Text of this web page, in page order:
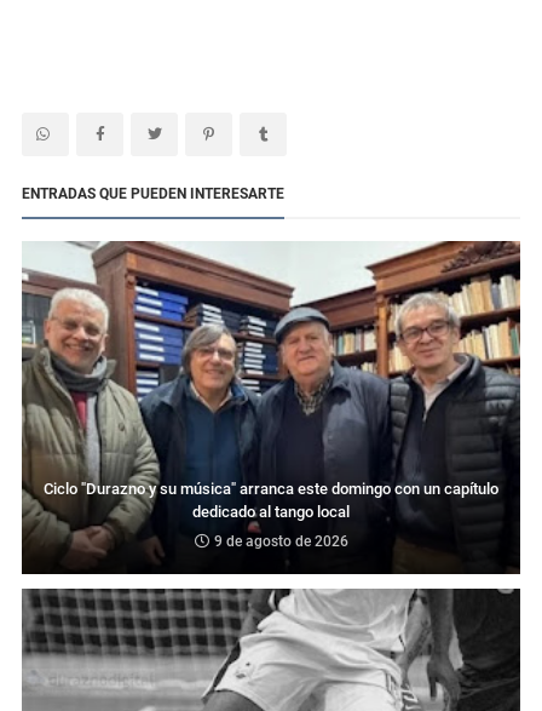
ENTRADAS QUE PUEDEN INTERESARTE
Ciclo "Durazno y su música" arranca este domingo con un capítulo
dedicado al tango local
9 de agosto de 2026